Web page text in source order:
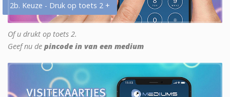
2b. Keuze - Druk op toets 2 +
Of u drukt op toets 2.
Geef nu de pincode in van een medium